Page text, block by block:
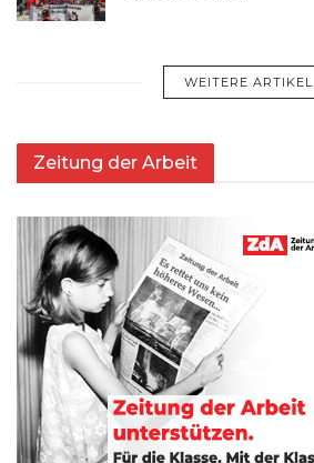
WEITERE ARTIKEL
Zeitung der Arbeit